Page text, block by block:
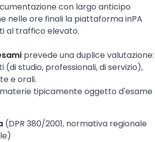
con largo anticipo
nelle ore finali la piattaforma inPA
al traffico elevato.
prevede una duplice valutazione:
studio, professionali, di servizio),
e orali.
tipicamente oggetto d'esame
(DPR 380/2001, normativa regionale